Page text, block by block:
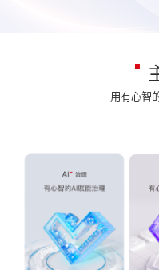
用有心智